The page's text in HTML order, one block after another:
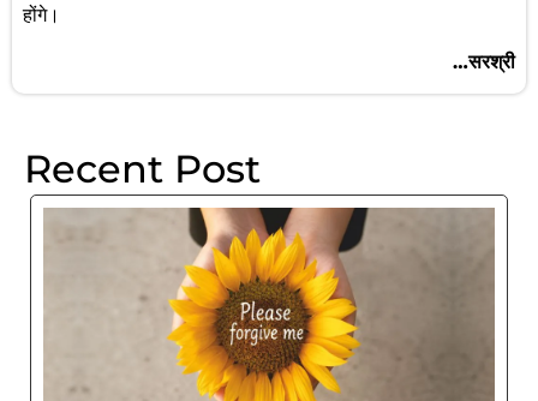
Recent Post
होंगे।
…सरश्री